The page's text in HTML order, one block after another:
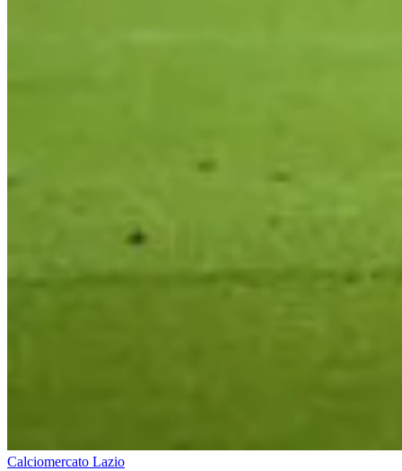
Calciomercato Lazio